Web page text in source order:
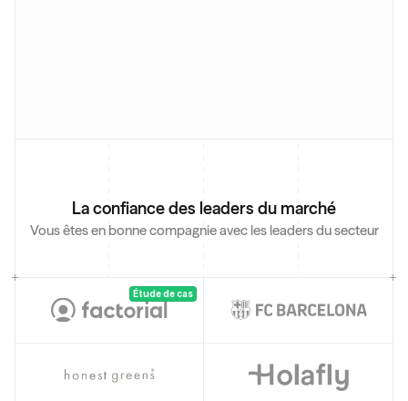
La confiance des leaders du marché
Vous êtes en bonne compagnie avec les leaders du secteur
Étude de cas